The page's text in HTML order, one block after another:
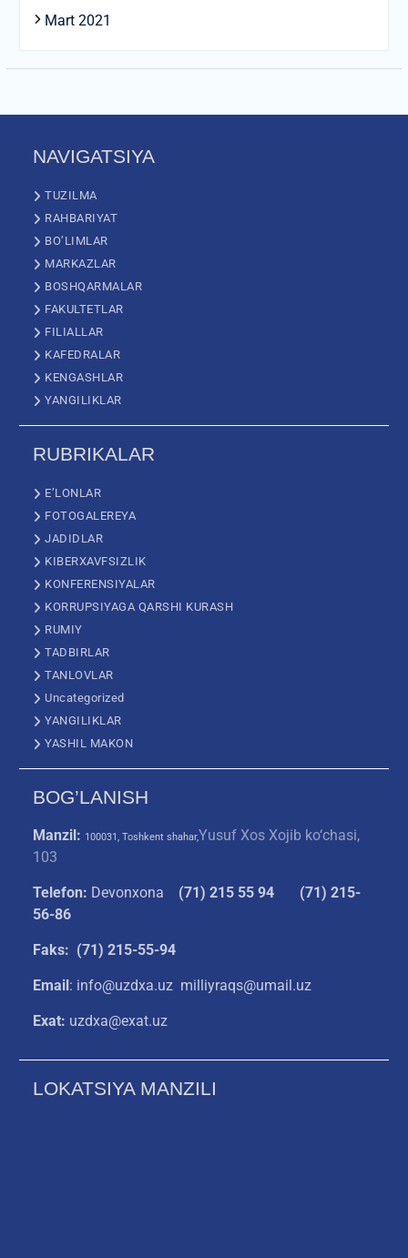
Mart 2021
NAVIGATSIYA
TUZILMA
RAHBARIYAT
BO’LIMLAR
MARKAZLAR
BOSHQARMALAR
FAKULTETLAR
FILIALLAR
KAFEDRALAR
KENGASHLAR
YANGILIKLAR
RUBRIKALAR
E’LONLAR
FOTOGALEREYA
JADIDLAR
KIBERXAVFSIZLIK
KONFERENSIYALAR
KORRUPSIYAGA QARSHI KURASH
RUMIY
TADBIRLAR
TANLOVLAR
Uncategorized
YANGILIKLAR
YASHIL MAKON
BOG’LANISH
Manzil: 100031, Toshkent shahar,Yusuf Xos Xojib ko‘chasi,
103
Telefon: Devonxona (71) 215 55 94
(71) 215-
56-86
Faks: (71) 215-55-94
Email : info@uzdxa.uz milliyraqs@umail.uz
Exat: uzdxa@exat.uz
LOKATSIYA MANZILI